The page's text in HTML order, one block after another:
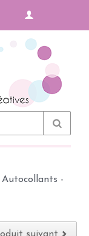
Autocollants -